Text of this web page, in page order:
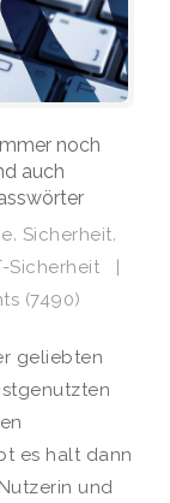
noch
auch
, Sicherheit,
Sicherheit
(7490)
geliebten
es halt dann
und